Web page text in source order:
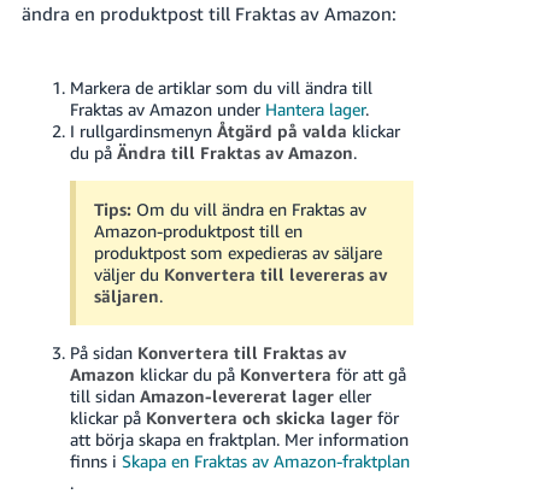
ändra en produktpost till Fraktas av Amazon:
Markera de artiklar som du vill ändra till
Fraktas av Amazon under Hantera lager.
I rullgardinsmenyn Åtgärd på valda klickar
du på Ändra till Fraktas av Amazon.
Tips: Om du vill ändra en Fraktas av
Amazon-produktpost till en
produktpost som expedieras av säljare
väljer du Konvertera till levereras av
säljaren.
På sidan Konvertera till Fraktas av
Amazon klickar du på Konvertera för att gå
till sidan Amazon-levererat lagereller
klickar på Konvertera och skicka lagerför
att börja skapa en fraktplan. Mer information
finns i Skapa en Fraktas av Amazon-fraktplan
.